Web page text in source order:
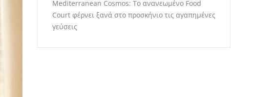
Mediterranean Cosmos: Το ανανεωμένο Food
Court φέρνει ξανά στο προσκήνιο τις αγαπημένες
γεύσεις